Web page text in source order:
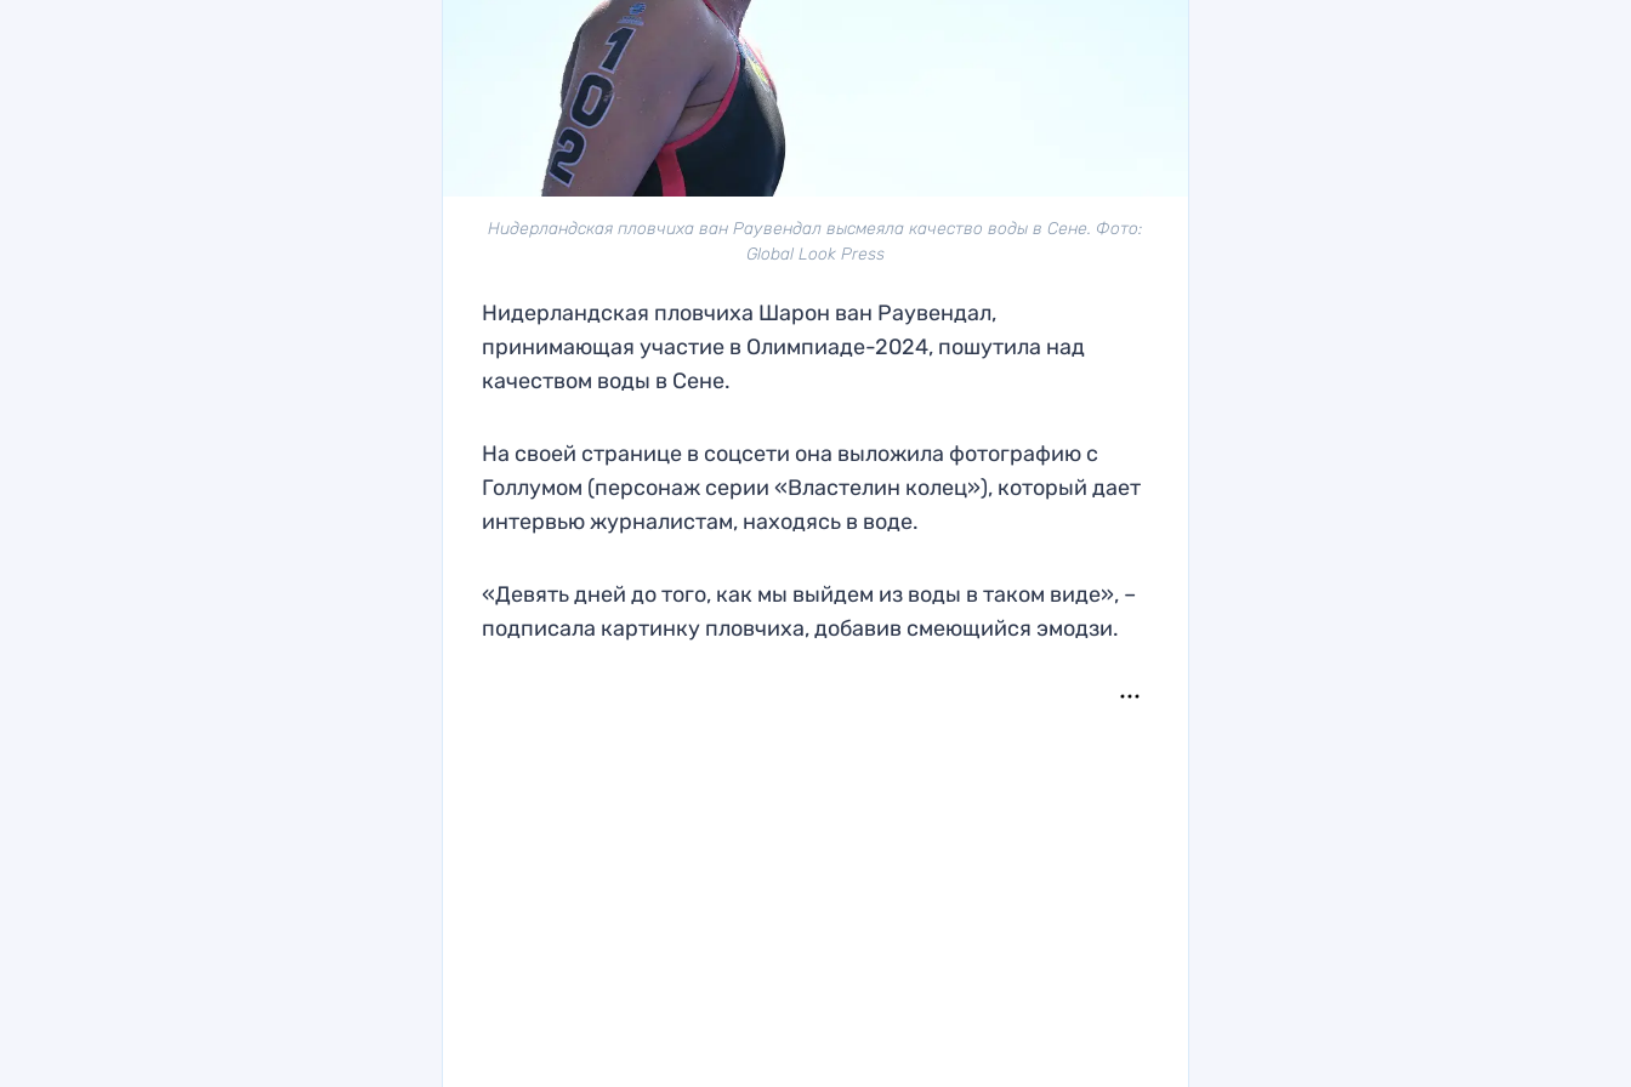
Нидерландская пловчиха ван Раувендал высмеяла качество воды в Сене. Фото:
Global Look Press
Нидерландская пловчиха Шарон ван Раувендал,
принимающая участие в Олимпиаде-2024, пошутила над
качеством воды в Сене.
На своей странице в соцсети она выложила фотографию с
Голлумом (персонаж серии «Властелин колец»), который дает
интервью журналистам, находясь в воде.
«Девять дней до того, как мы выйдем из воды в таком виде», –
подписала картинку пловчиха, добавив смеющийся эмодзи.